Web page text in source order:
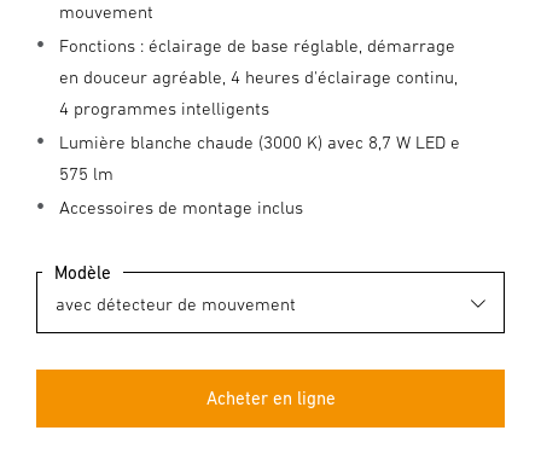
mouvement
Fonctions : éclairage de base réglable, démarrage
en douceur agréable, 4 heures d'éclairage continu,
4 programmes intelligents
Lumière blanche chaude (3000 K) avec 8,7 W LED e
575 lm
Accessoires de montage inclus
Modèle
Acheter en ligne